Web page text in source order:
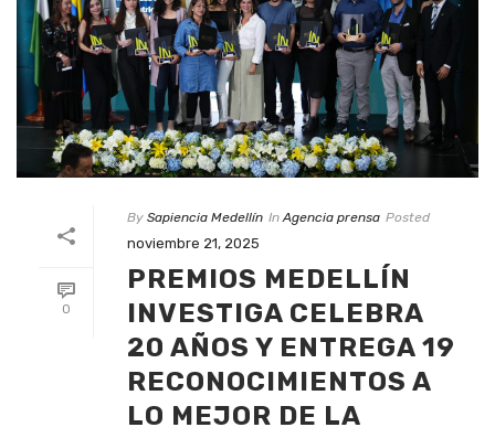
0
By Sapiencia Medellín In Agencia prensa Posted
noviembre 21, 2025
PREMIOS MEDELLÍN
INVESTIGA CELEBRA
20 AÑOS Y ENTREGA 19
RECONOCIMIENTOS A
LO MEJOR DE LA